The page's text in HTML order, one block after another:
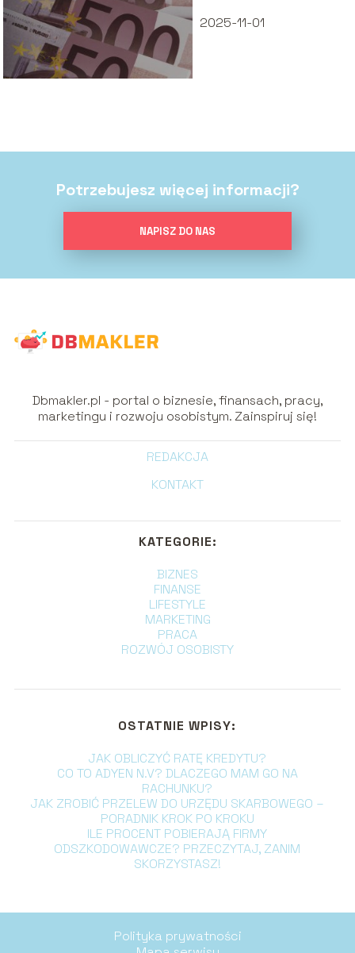
2025-11-01
Potrzebujesz więcej informacji?
NAPISZ DO NAS
Dbmakler.pl - portal o biznesie, finansach, pracy,
marketingu i rozwoju osobistym. Zainspiruj się!
REDAKCJA
KONTAKT
KATEGORIE:
BIZNES
FINANSE
LIFESTYLE
MARKETING
PRACA
ROZWÓJ OSOBISTY
OSTATNIE WPISY:
JAK OBLICZYĆ RATĘ KREDYTU?
CO TO ADYEN N.V? DLACZEGO MAM GO NA
RACHUNKU?
JAK ZROBIĆ PRZELEW DO URZĘDU SKARBOWEGO –
PORADNIK KROK PO KROKU
ILE PROCENT POBIERAJĄ FIRMY
ODSZKODOWAWCZE? PRZECZYTAJ, ZANIM
SKORZYSTASZ!
Polityka prywatności